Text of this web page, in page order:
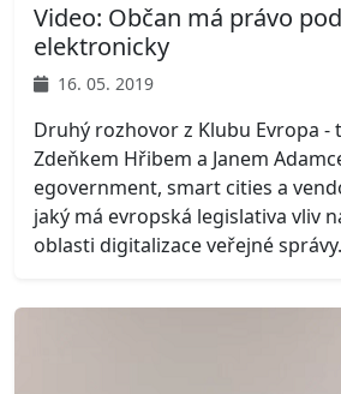
Video: Občan má právo
elektronicky
16. 05. 2019
Druhý rozhovor z Klubu Evropa -
Zdeňkem Hřibem a Janem
egovernment, smart cities a
jaký má evropská legislativa vliv
oblasti digitalizace veřejné správy.